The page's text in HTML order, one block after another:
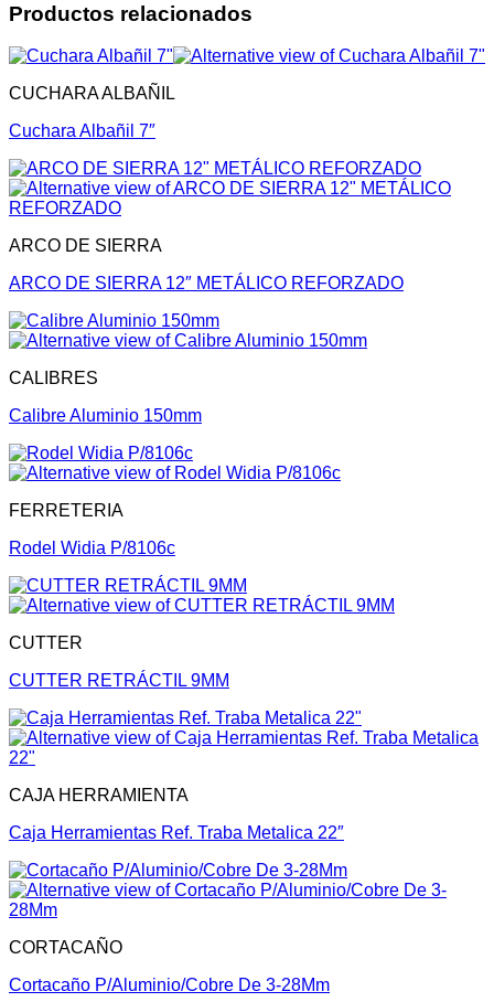
Productos relacionados
CUCHARA ALBAÑIL
Cuchara Albañil 7″
ARCO DE SIERRA
ARCO DE SIERRA 12″ METÁLICO REFORZADO
CALIBRES
Calibre Aluminio 150mm
FERRETERIA
Rodel Widia P/8106c
CUTTER
CUTTER RETRÁCTIL 9MM
CAJA HERRAMIENTA
Caja Herramientas Ref. Traba Metalica 22″
CORTACAÑO
Cortacaño P/Aluminio/Cobre De 3-28Mm